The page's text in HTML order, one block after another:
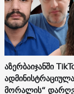
აზერბაიჯანში
მორალის“